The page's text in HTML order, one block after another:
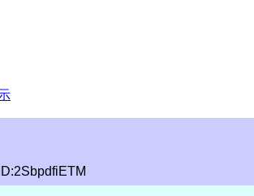
ID:2SbpdfiETM